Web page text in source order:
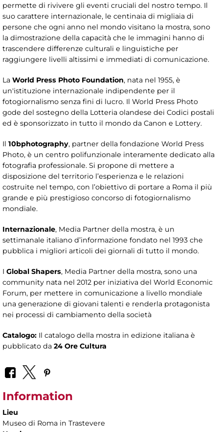
permette di rivivere gli eventi cruciali del nostro tempo. Il
suo carattere internazionale, le centinaia di migliaia di
persone che ogni anno nel mondo visitano la mostra, sono
la dimostrazione della capacità che le immagini hanno di
trascendere differenze culturali e linguistiche per
raggiungere livelli altissimi e immediati di comunicazione.
La World Press Photo Foundation, nata nel 1955, è
un'istituzione internazionale indipendente per il
fotogiornalismo senza fini di lucro. Il World Press Photo
gode del sostegno della Lotteria olandese dei Codici postali
ed è sponsorizzato in tutto il mondo da Canon e Lottery.
Il 10bphotography, partner della fondazione World Press
Photo, è un centro polifunzionale interamente dedicato alla
fotografia professionale. Si propone di mettere a
disposizione del territorio l’esperienza e le relazioni
costruite nel tempo, con l’obiettivo di portare a Roma il più
grande e più prestigioso concorso di fotogiornalismo
mondiale.
Internazionale, Media Partner della mostra, è un
settimanale italiano d’informazione fondato nel 1993 che
pubblica i migliori articoli dei giornali di tutto il mondo.
I Global Shapers, Media Partner della mostra, sono una
community nata nel 2012 per iniziativa del World Economic
Forum, per mettere in comunicazione a livello mondiale
una generazione di giovani talenti e renderla protagonista
nei processi di cambiamento della società
Catalogo: Il catalogo della mostra in edizione italiana è
pubblicato da 24 Ore Cultura
Information
Lieu
Museo di Roma in Trastevere